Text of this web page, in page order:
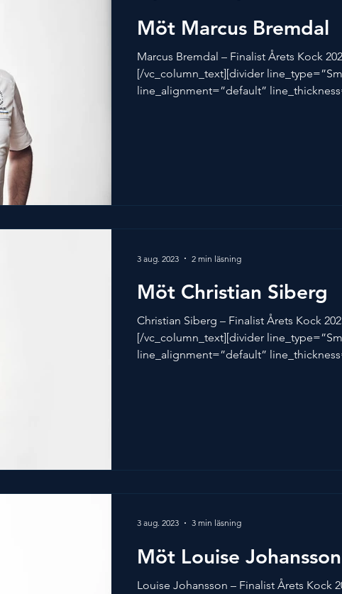
Möt Marcus Bremdal
Marcus Bremdal – Finalist Årets Kock
[/vc_column_text][divider
line_alignment=”default”
Möt Christian Siberg
Christian Siberg – Finalist Årets Kock
[/vc_column_text][divider
line_alignment=”default”
3 aug. 2023 2 min läsning
Möt Louise Johansson
Louise Johansson – Finalist Årets Kock
3 aug. 2023 3 min läsning